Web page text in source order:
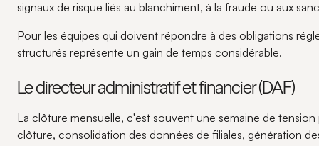
signaux de risque liés au blanchiment, à la fraude ou aux
Pour les équipes qui doivent répondre à des obligations
structurés représente un gain de temps considérable.
Le directeur administratif et financier (DAF)
La clôture mensuelle, c'est souvent une semaine de
clôture, consolidation des données de filiales, génération